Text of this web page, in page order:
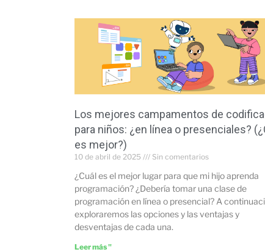
Los mejores campamentos de
para niños: ¿en línea o presenciales?
es mejor?)
10 de abril de 2025 Sin comentarios
¿Cuál es el mejor lugar para que mi hijo aprenda
programación? ¿Debería tomar una clase de
programación en línea o presencial? A
exploraremos las opciones y las ventajas y
desventajas de cada una.
Leer más "